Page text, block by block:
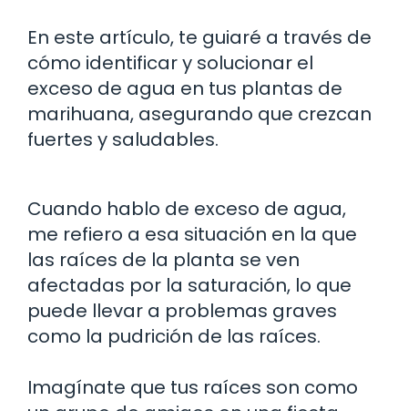
En este artículo, te guiaré a través de
cómo identificar y solucionar el
exceso de agua en tus plantas de
marihuana, asegurando que crezcan
fuertes y saludables.
Cuando hablo de exceso de agua,
me refiero a esa situación en la que
las raíces de la planta se ven
afectadas por la saturación, lo que
puede llevar a problemas graves
como la pudrición de las raíces.
Imagínate que tus raíces son como